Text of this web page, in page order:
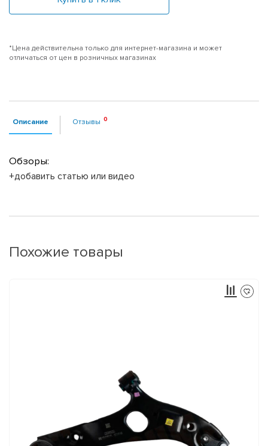
*Цена действительна только для интернет-магазина и может
отличаться от цен в розничных магазинах
Описание Отзывы
Обзоры:
+добавить статью или видео
Похожие товары